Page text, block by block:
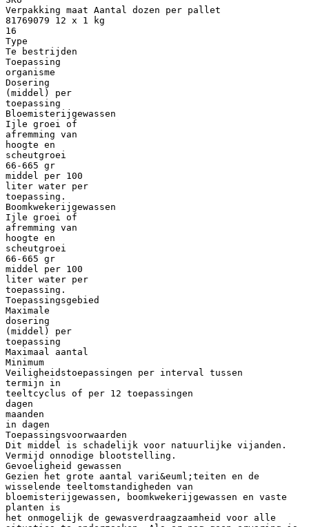
Verpakking maat Aantal dozen per pallet
81769079 12 x 1 kg
16
Type
Te bestrijden
Toepassing
organisme
Dosering
(middel) per
toepassing
Bloemisterijgewassen
Ijle groei of
afremming van
hoogte en
scheutgroei
66-665 gr
middel per 100
liter water per
toepassing.
Boomkwekerijgewassen
Ijle groei of
afremming van
hoogte en
scheutgroei
66-665 gr
middel per 100
liter water per
toepassing.
Toepassingsgebied
Maximale
dosering
(middel) per
toepassing
Maximaal aantal
Minimum
Veiligheidstoepassingen per interval tussen
termijn in
teeltcyclus of per 12 toepassingen
dagen
maanden
in dagen
Toepassingsvoorwaarden
Dit middel is schadelijk voor natuurlijke vijanden.
Vermijd onnodige blootstelling.
Gevoeligheid gewassen
Gezien het grote aantal vari&euml;teiten en de
wisselende teeltomstandigheden van
bloemisterijgewassen, boomkwekerijgewassen en vaste
planten is
het onmogelijk de gewasverdraagzaamheid voor alle